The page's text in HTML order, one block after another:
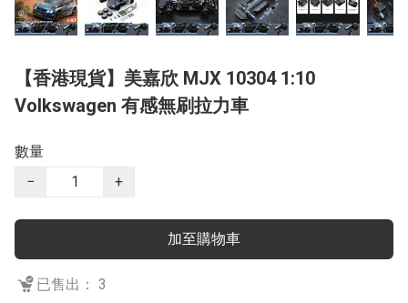
【香港現貨】美嘉欣 MJX 10304 1:10
Volkswagen 有感無刷拉力車
數量
−
+
加至購物車
已售出： 3